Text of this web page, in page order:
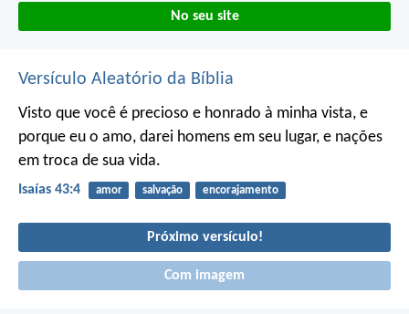
No seu site
Versículo Aleatório da Bíblia
Visto que você é precioso e honrado à minha vista, e
porque eu o amo, darei homens em seu lugar, e nações
em troca de sua vida.
Isaías 43:4 amor salvação encorajamento
Próximo versículo!
Com imagem